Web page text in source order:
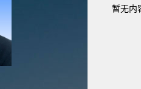
暂无内